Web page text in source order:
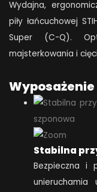
Wydajna,
piły łańcuchowej
Super (C-Q).
majsterkowania i
Stabilna
Bezpieczna i